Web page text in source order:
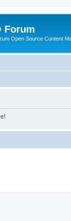
Forum
Open Source Content